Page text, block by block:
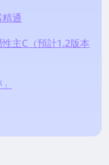
通
主C（預計1.2版本